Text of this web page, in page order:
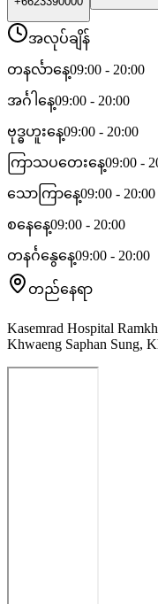
အလုပ်ချိန်
တနင်္လာနေ့09:00 - 20:00
အင်္ဂါနေ့09:00 - 20:00
ဗုဒ္ဓဟူးနေ့09:00 - 20:00
ကြာသပတေးနေ့09:00 -
သောကြာနေ့09:00 - 20:00
စနေနေ့09:00 - 20:00
တနင်္ဂနွေနေ့09:00 - 20:00
တည်နေရာ
Kasemrad Hospital
Khwaeng Saphan Sung,